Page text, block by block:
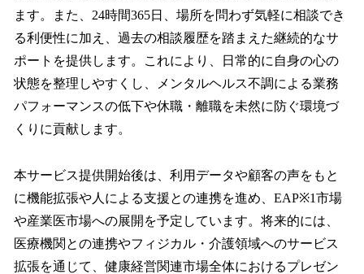
ます。また、24時間365日、場所を問わず気軽に相談でき
る利便性に加え、過去の相談履歴を踏まえた継続的なサ
ポートを提供します。これにより、日常的に自身の心の
状態を整理しやすくし、メンタルヘルス不調による業務
パフォーマンスの低下や休職・離職を未然に防ぐ環境づ
くりに貢献します。
本サービス提供開始後は、利用データや顧客の声をもと
に機能拡張や人による支援との連携を進め、EAP※1市場
や産業医市場への展開を予定しています。将来的には、
医療機関との連携やフィジカル・介護領域へのサービス
拡張を通じて、健康経営関連市場全体におけるプレゼン